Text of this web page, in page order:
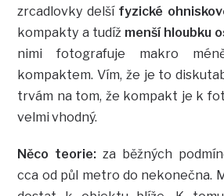
zrcadlovky delší fyzické
kompakty a tudíž menší hloubku
nimi fotografuje makro
kompaktem. Vím, že je to
trvám na tom, že kompakt je k
velmi vhodný.
Něco teorie: za běžných
cca od půl metro do nekonečna.